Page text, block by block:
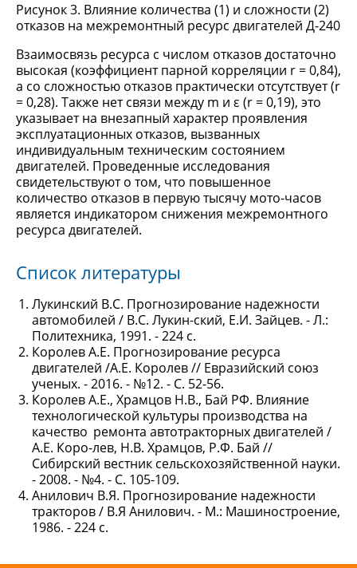
Рисунок 3. Влияние количества (1) и сложности (2)
отказов на межремонтный ресурс двигателей Д-240
Взаимосвязь ресурса с числом отказов достаточно
высокая (коэффициент парной корреляции r = 0,84),
а со сложностью отказов практически отсутствует (r
= 0,28). Также нет связи между m и ε (r = 0,19), это
указывает на внезапный характер проявления
эксплуатационных отказов, вызванных
индивидуальным техническим состоянием
двигателей. Проведенные исследования
свидетельствуют о том, что повышенное
количество отказов в первую тысячу мото-часов
является индикатором снижения межремонтного
ресурса двигателей.
Список литературы
Лукинский В.С. Прогнозирование надежности
автомобилей / В.С. Лукин-ский, Е.И. Зайцев. - Л.:
Политехника, 1991. - 224 с.
Королев А.Е. Прогнозирование ресурса
двигателей /А.Е. Королев // Евразийский союз
ученых. - 2016. - №12. - С. 52-56.
Королев А.Е., Храмцов Н.В., Бай РФ. Влияние
технологической культуры производства на
качество ремонта автотракторных двигателей /
А.Е. Коро-лев, Н.В. Храмцов, Р.Ф. Бай //
Сибирский вестник сельскохозяйственной науки.
- 2008. - №4. - С. 105-109.
Анилович В.Я. Прогнозирование надежности
тракторов / В.Я Анилович. - М.: Машиностроение,
1986. - 224 с.